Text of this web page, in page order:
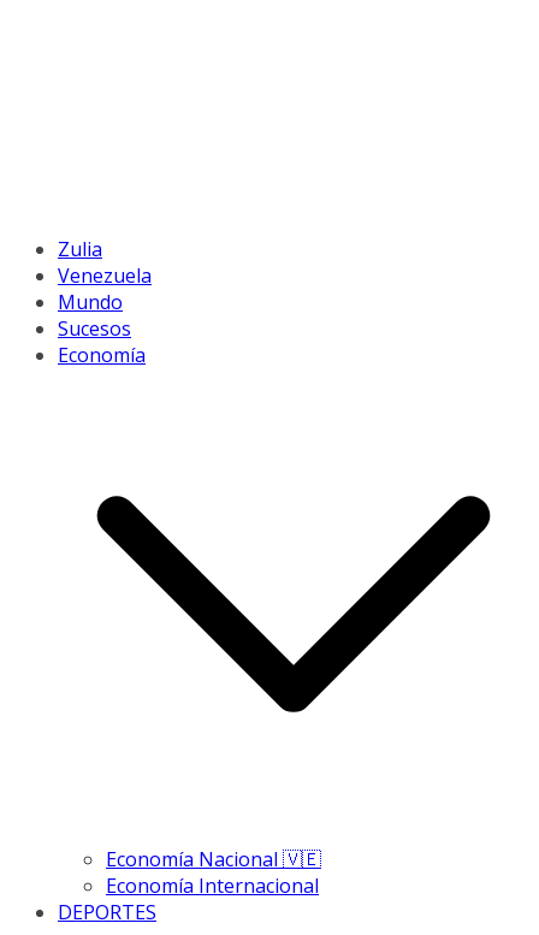
Zulia
Venezuela
Mundo
Sucesos
Economía
Economía Nacional 🇻🇪
Economía Internacional
DEPORTES